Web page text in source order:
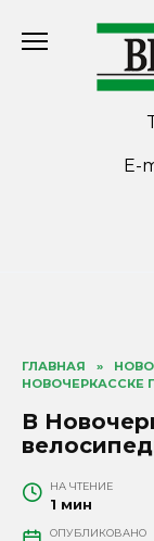
E-
ГЛАВНАЯ »
НОВОЧЕРКАССКЕ
В
НА ЧТЕНИЕ
1 мин
ОПУБЛИКОВАНО